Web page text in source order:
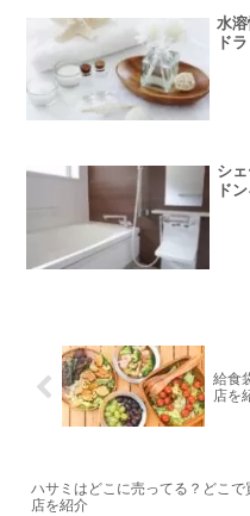
水
ド
シ
ド
給食
店を
ハサミはどこに売ってる？どこで
店を紹介